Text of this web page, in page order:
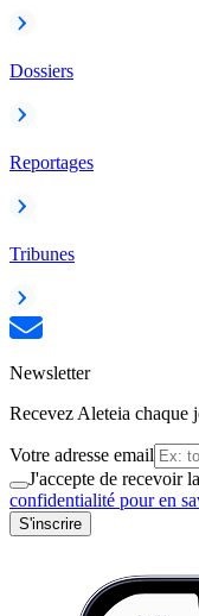
Dossiers
Reportages
Tribunes
Newsletter
Recevez Aleteia chaque
Votre adresse email
J'accepte de recevoir
confidentialité pour en
S'inscrire